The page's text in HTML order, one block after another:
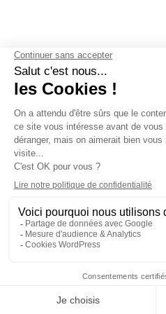
Contactez-nous-Mentions
confidentialité-Gestion des cookies